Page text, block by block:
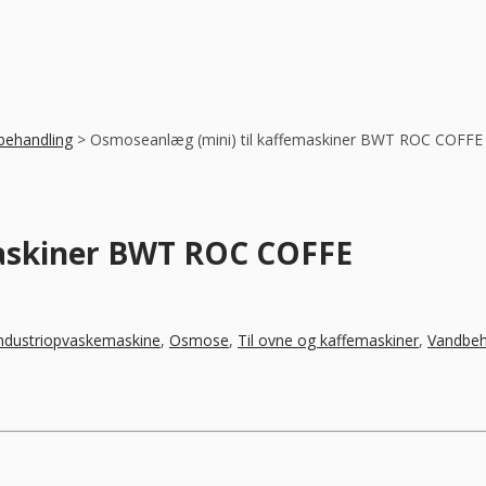
> Osmoseanlæg (mini) til kaffemaskiner BWT ROC COFFE
BWT ROC COFFE
, Osmose, Til ovne og kaffemaskiner,